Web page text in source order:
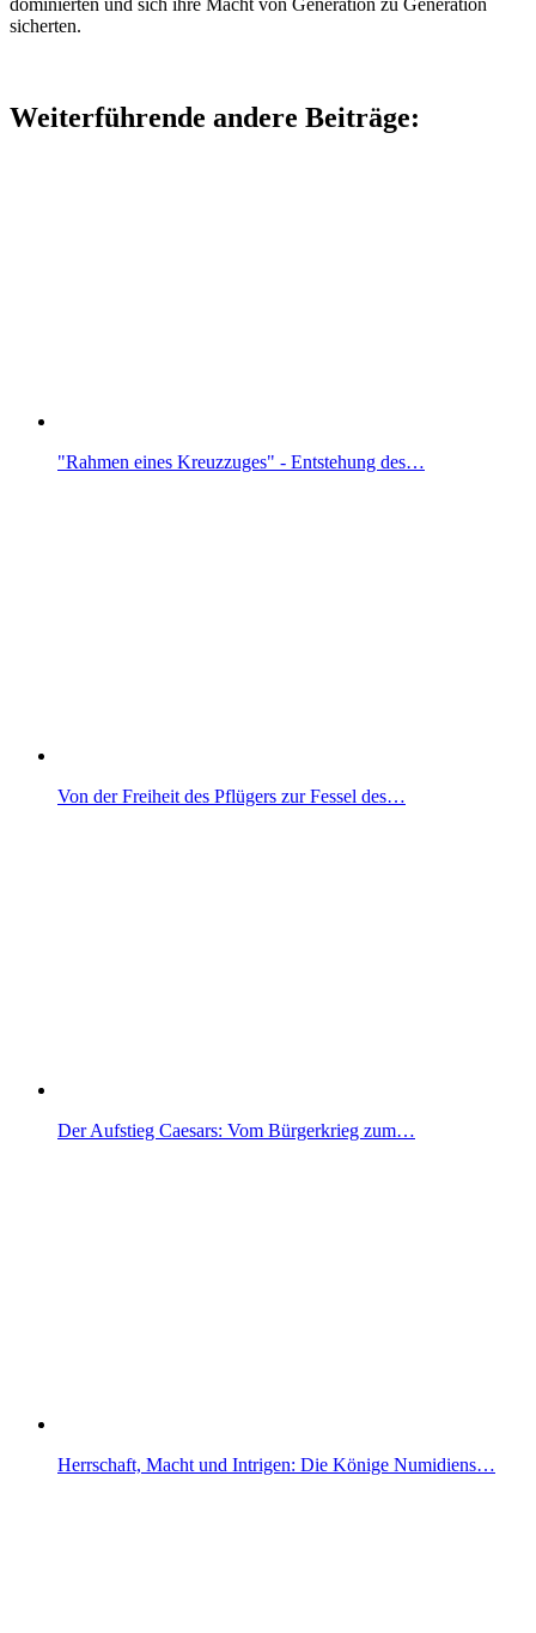
dominierten und sich ihre Macht von Generation zu Generation
sicherten.
Weiterführende andere Beiträge:
"Rahmen eines Kreuzzuges" - Entstehung des…
Von der Freiheit des Pflügers zur Fessel des…
Der Aufstieg Caesars: Vom Bürgerkrieg zum…
Herrschaft, Macht und Intrigen: Die Könige Numidiens…